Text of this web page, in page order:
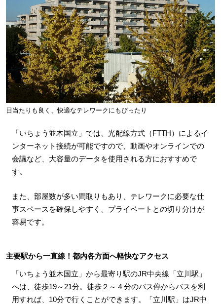
日当たりも良く、快適なテレワークにもぴったり
「いちょう並木国立」では、光配線方式（FTTH）によるイ
ンターネット接続が可能ですので、動画やオンラインでの
会議など、大容量のデータを使用される方におすすめで
す。
また、部屋数が多い間取りもあり、テレワークに必要な仕
事スペースを確保しやすく、プライベートとの切り分けが
容易です。
主要駅から一直線！都内各方面へ軽快なアクセス
「いちょう並木国立」から最寄り駅のJR中央線「立川駅」
へは、徒歩19～21分。徒歩２～４分のバス停からバスを利
用すれば、10分で行くことができます。「立川駅」はJR中